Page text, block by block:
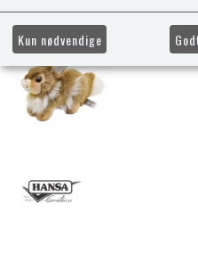
Kun nødvendige